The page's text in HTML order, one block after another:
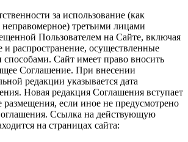
за использование (как
третьими лицами
Пользователем на Сайте, включая
и распространение, осуществленные
Сайт имеет право вносить
Соглашение. При внесении
редакции указывается дата
Новая редакция Соглашения вступает
размещения, если иное не предусмотрено
Ссылка на действующую
на страницах сайта: